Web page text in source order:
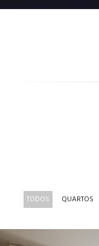
TODOS QUARTOS